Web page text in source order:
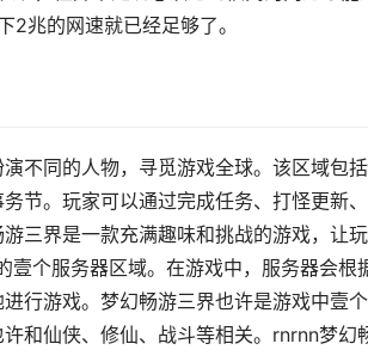
兆的网速就已经足够了。
不同的人物，寻觅游戏全球。该区域包
节。玩家可以通过完成任务、打怪更新
三界是一款充满趣味和挑战的游戏，让
个服务器区域。在游戏中，服务器会根
行游戏。梦幻畅游三界也许是游戏中壹
和仙侠、修仙、战斗等相关。rnrnn梦幻